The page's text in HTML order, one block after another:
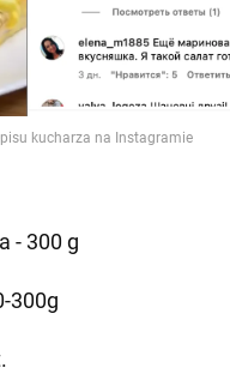
- 300 g
300g